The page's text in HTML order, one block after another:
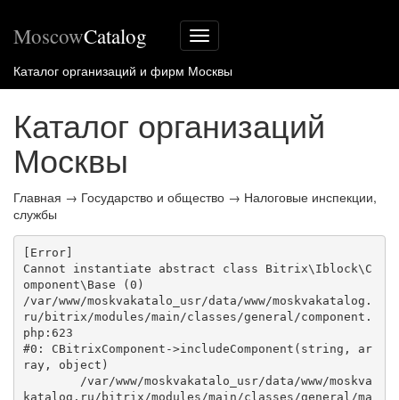
Меню
сайта
MoscowCatalog
Каталог организаций и фирм Москвы
Каталог организаций
Москвы
Главная → Государство и общество → Налоговые инспекции,
службы
[Error]
Cannot instantiate abstract class Bitrix\Iblock\C
omponent\Base (0)
/var/www/moskvakatalo_usr/data/www/moskvakatalog.
ru/bitrix/modules/main/classes/general/component.
php:623
#0: CBitrixComponent->includeComponent(string, ar
ray, object)
katalog.ru/bitrix/modules/main/classes/general/ma